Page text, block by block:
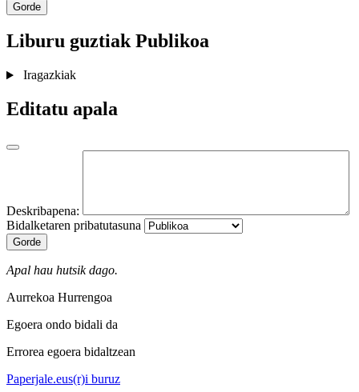
Gorde
Liburu guztiakPublikoa
Iragazkiak
Editatu apala
Deskribapena:
Bidalketaren pribatutasuna
Gorde
Apal hau hutsik dago.
Aurrekoa Hurrengoa
Egoera ondo bidali da
Errorea egoera bidaltzean
Paperjale.eus(r)i buruz